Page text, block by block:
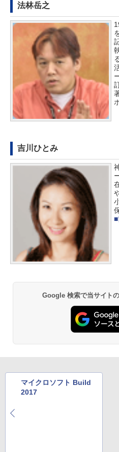
法林岳之
吉川ひとみ
Google 検索で当サイト
マイクロソフト Build
2017